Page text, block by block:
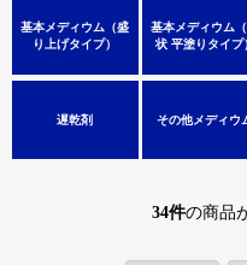
基本メディウム（盛
り上げタイプ）
基本メディウム
状 平塗りタイプ
遅乾剤 その他メディウ
34件の商品